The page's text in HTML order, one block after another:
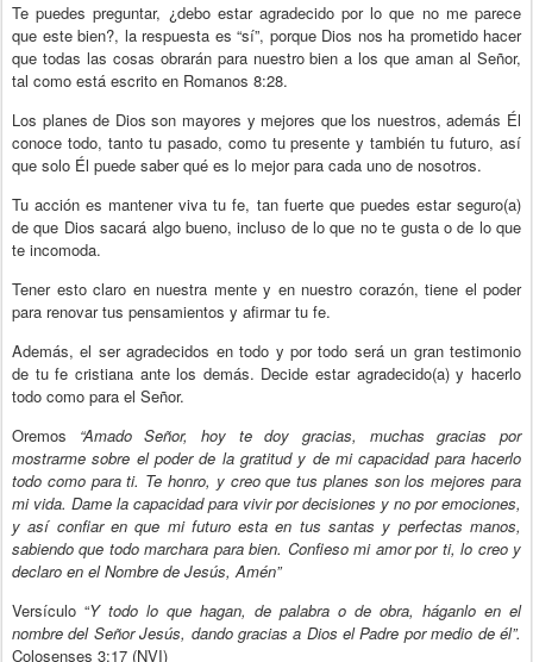
Te puedes preguntar, ¿debo estar agradecido por lo que no me parece
que este bien?, la respuesta es “sí”, porque Dios nos ha prometido hacer
que todas las cosas obrarán para nuestro bien a los que aman al Señor,
tal como está escrito en Romanos 8:28.
Los planes de Dios son mayores y mejores que los nuestros, además Él
conoce todo, tanto tu pasado, como tu presente y también tu futuro, así
que solo Él puede saber qué es lo mejor para cada uno de nosotros.
Tu acción es mantener viva tu fe, tan fuerte que puedes estar seguro(a)
de que Dios sacará algo bueno, incluso de lo que no te gusta o de lo que
te incomoda.
Tener esto claro en nuestra mente y en nuestro corazón, tiene el poder
para renovar tus pensamientos y afirmar tu fe.
Además, el ser agradecidos en todo y por todo será un gran testimonio
de tu fe cristiana ante los demás. Decide estar agradecido(a) y hacerlo
todo como para el Señor.
Oremos “Amado Señor, hoy te doy gracias, muchas gracias por
mostrarme sobre el poder de la gratitud y de mi capacidad para hacerlo
todo como para ti. Te honro, y creo que tus planes son los mejores para
mi vida. Dame la capacidad para vivir por decisiones y no por emociones,
y así confiar en que mi futuro esta en tus santas y perfectas manos,
sabiendo que todo marchara para bien. Confieso mi amor por ti, lo creo y
declaro en el Nombre de Jesús, Amén”
Versículo “Y todo lo que hagan, de palabra o de obra, háganlo en el
nombre del Señor Jesús, dando gracias a Dios el Padre por medio de él”.
Colosenses 3:17 (NVI)